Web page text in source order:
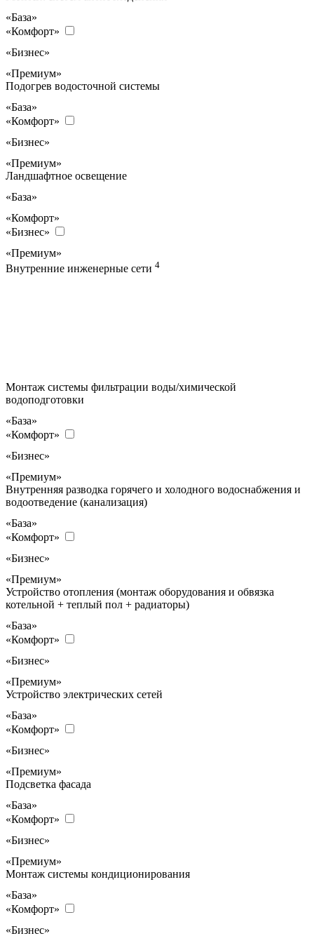
«База»
«Комфорт»
«Бизнес»
«Премиум»
Подогрев водосточной системы
«База»
«Комфорт»
«Бизнес»
«Премиум»
Ландшафтное освещение
«База»
«Комфорт»
«Бизнес»
«Премиум»
Внутренние инженерные сети 4
Монтаж системы фильтрации воды/химической
водоподготовки
«База»
«Комфорт»
«Бизнес»
«Премиум»
Внутренняя разводка горячего и холодного водоснабжения и
водоотведение (канализация)
«База»
«Комфорт»
«Бизнес»
«Премиум»
Устройство отопления (монтаж оборудования и обвязка
котельной + теплый пол + радиаторы)
«База»
«Комфорт»
«Бизнес»
«Премиум»
Устройство электрических сетей
«База»
«Комфорт»
«Бизнес»
«Премиум»
Подсветка фасада
«База»
«Комфорт»
«Бизнес»
«Премиум»
Монтаж системы кондиционирования
«База»
«Комфорт»
«Бизнес»